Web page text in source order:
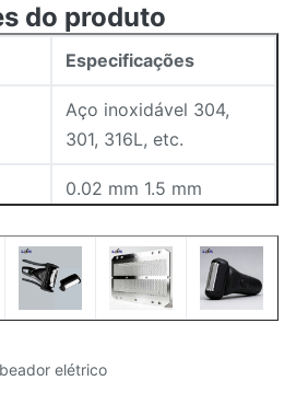
do produto
Especificações
Aço inoxidável 304,
301, 316L, etc.
0.02 mm 1.5 mm
0.015 mm
< 0,005 mm
necessário
elétrico